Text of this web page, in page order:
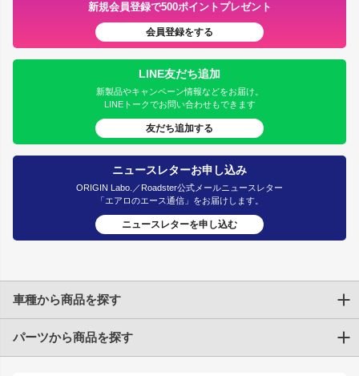
新規会員登録で500ポイントプレゼント
会員登録をする
LINE友だち追加
新製品やキャンペーン情報などをお届け。
LINEトークでお問い合わせもできます
友だち追加する
ニュースレターお申し込み
ORIGIN Labo.／Roadster公式メールニュースレター
「エアロのエース通信」をお届けします。
ニュースレターを申し込む
車種から商品を探す
トヨタ
パーツから商品を探す